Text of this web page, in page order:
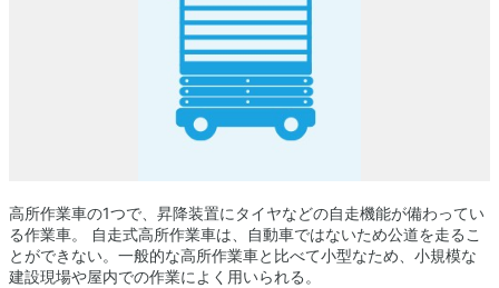
高所作業車の1つで、昇降装置にタイヤなどの自走機能が備わってい
る作業車。 自走式高所作業車は、自動車ではないため公道を走るこ
とができない。一般的な高所作業車と比べて小型なため、小規模な
建設現場や屋内での作業によく用いられる。